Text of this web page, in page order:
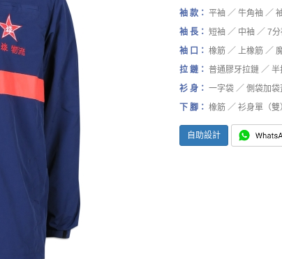
袖 款： 平袖 ／ 牛角袖 ／
袖 長： 短袖 ／ 中袖 ／ 7
袖 口： 橡筋 ／ 上橡筋 ／
拉 鏈： 普通膠牙拉鏈 ／
衫 身： 一字袋 ／ 側袋加
下 腳： 橡筋 ／ 衫身單（
自助設計